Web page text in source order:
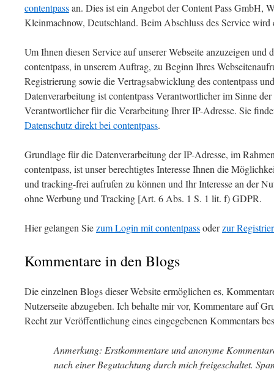
contentpassan. Dies ist ein Angebot der Content Pass GmbH,
Kleinmachnow, Deutschland. Beim Abschluss des Service wird
Um Ihnen diesen Service auf unserer Webseite anzuzeigen und
contentpass, in unserem Auftrag, zu Beginn Ihres
Registrierung sowie die Vertragsabwicklung des contentpass
Datenverarbeitung ist contentpass Verantwortlicher im Sinne
Verantwortlicher für die Verarbeitung Ihrer IP-Adresse. Sie
Datenschutz direkt bei contentpass.
Grundlage für die Datenverarbeitung der IP-Adresse, im
contentpass, ist unser berechtigtes Interesse Ihnen die
und tracking-frei aufrufen zu können und Ihr Interesse an der
ohne Werbung und Tracking [Art. 6 Abs. 1 S. 1 lit. f) GDPR.
Hier gelangen Siezum Login mit contentpassoderzur
Kommentare in den Blogs
Die einzelnen Blogs dieser Website ermöglichen es,
Nutzerseite abzugeben. Ich behalte mir vor, Kommentare auf
Recht zur Veröffentlichung eines eingegebenen Kommentars
Anmerkung: Erstkommentare und anonyme
nach einer Begutachtung durch mich freigeschaltet.